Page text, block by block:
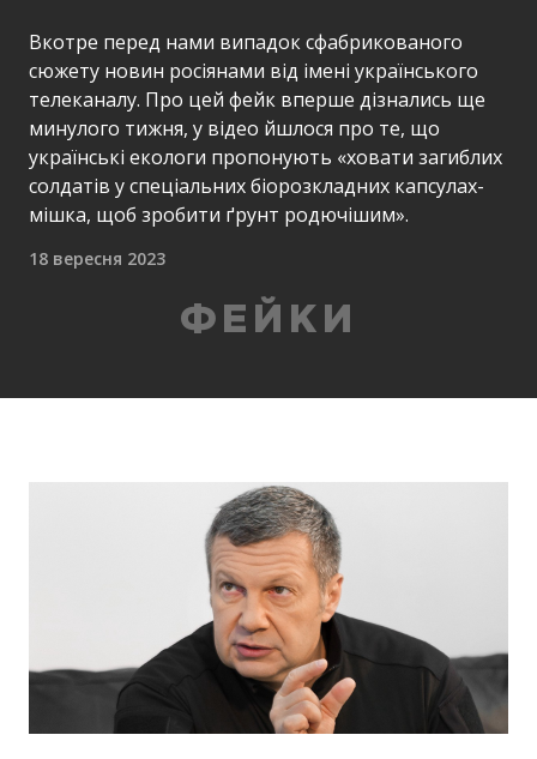
Вкотре перед нами випадок сфабрикованого
сюжету новин росіянами від імені українського
телеканалу. Про цей фейк вперше дізнались ще
минулого тижня, у відео йшлося про те, що
українські екологи пропонують «ховати загиблих
солдатів у спеціальних біорозкладних капсулах-
мішка, щоб зробити ґрунт родючішим».
18 вересня 2023
ФЕЙКИ